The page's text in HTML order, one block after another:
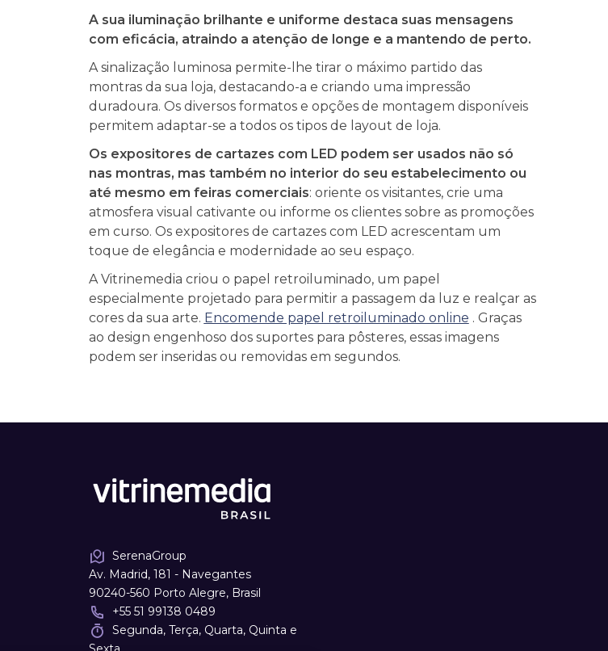
A sua iluminação brilhante e uniforme destaca suas mensagens
com eficácia, atraindo a atenção de longe e a mantendo de perto.
A sinalização luminosa permite-lhe tirar o máximo partido das
montras da sua loja, destacando-a e criando uma impressão
duradoura. Os diversos formatos e opções de montagem disponíveis
permitem adaptar-se a todos os tipos de layout de loja.
Os expositores de cartazes com LED podem ser usados não só
nas montras, mas também no interior do seu estabelecimento ou
até mesmo em feiras comerciais: oriente os visitantes, crie uma
atmosfera visual cativante ou informe os clientes sobre as promoções
em curso. Os expositores de cartazes com LED acrescentam um
toque de elegância e modernidade ao seu espaço.
A Vitrinemedia criou o papel retroiluminado, um papel
especialmente projetado para permitir a passagem da luz e realçar as
cores da sua arte. Encomende papel retroiluminado online . Graças
ao design engenhoso dos suportes para pôsteres, essas imagens
podem ser inseridas ou removidas em segundos.
SerenaGroup
Av. Madrid, 181 - Navegantes
90240-560 Porto Alegre, Brasil
+55 51 99138 0489
Segunda, Terça, Quarta, Quinta e